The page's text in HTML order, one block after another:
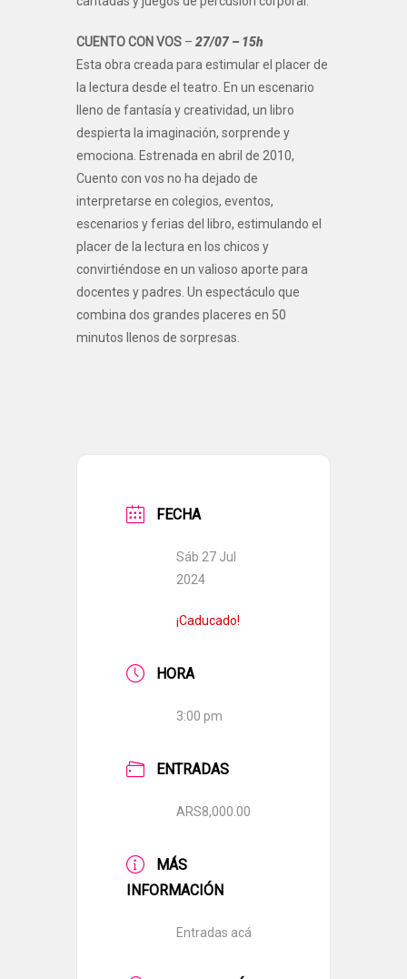
CUENTO CON VOS – 27/07 – 15h
Esta obra creada para estimular el placer de
la lectura desde el teatro. En un escenario
lleno de fantasía y creatividad, un libro
despierta la imaginación, sorprende y
emociona. Estrenada en abril de 2010,
Cuento con vos no ha dejado de
interpretarse en colegios, eventos,
escenarios y ferias del libro, estimulando el
placer de la lectura en los chicos y
convirtiéndose en un valioso aporte para
docentes y padres. Un espectáculo que
combina dos grandes placeres en 50
minutos llenos de sorpresas.
FECHA
Sáb 27 Jul
2024
¡Caducado!
HORA
3:00 pm
ENTRADAS
ARS8,000.00
MÁS
INFORMACIÓN
Entradas acá